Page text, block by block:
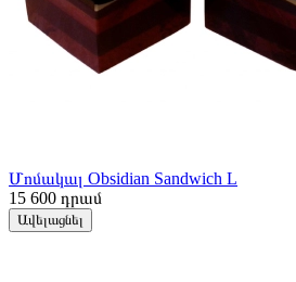
Մոմակալ Obsidian Sandwich L
15 600 դրամ
Ավելացնել